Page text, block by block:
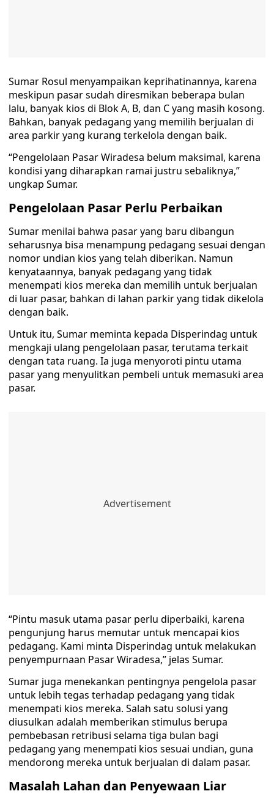
Sumar Rosul menyampaikan keprihatinannya, karena
meskipun pasar sudah diresmikan beberapa bulan
lalu, banyak kios di Blok A, B, dan C yang masih kosong.
Bahkan, banyak pedagang yang memilih berjualan di
area parkir yang kurang terkelola dengan baik.
“Pengelolaan Pasar Wiradesa belum maksimal, karena
kondisi yang diharapkan ramai justru sebaliknya,”
ungkap Sumar.
Pengelolaan Pasar Perlu Perbaikan
Sumar menilai bahwa pasar yang baru dibangun
seharusnya bisa menampung pedagang sesuai dengan
nomor undian kios yang telah diberikan. Namun
kenyataannya, banyak pedagang yang tidak
menempati kios mereka dan memilih untuk berjualan
di luar pasar, bahkan di lahan parkir yang tidak dikelola
dengan baik.
Untuk itu, Sumar meminta kepada Disperindag untuk
mengkaji ulang pengelolaan pasar, terutama terkait
dengan tata ruang. Ia juga menyoroti pintu utama
pasar yang menyulitkan pembeli untuk memasuki area
pasar.
“Pintu masuk utama pasar perlu diperbaiki, karena
pengunjung harus memutar untuk mencapai kios
pedagang. Kami minta Disperindag untuk melakukan
penyempurnaan Pasar Wiradesa,” jelas Sumar.
Sumar juga menekankan pentingnya pengelola pasar
untuk lebih tegas terhadap pedagang yang tidak
menempati kios mereka. Salah satu solusi yang
diusulkan adalah memberikan stimulus berupa
pembebasan retribusi selama tiga bulan bagi
pedagang yang menempati kios sesuai undian, guna
mendorong mereka untuk berjualan di dalam pasar.
Masalah Lahan dan Penyewaan Liar